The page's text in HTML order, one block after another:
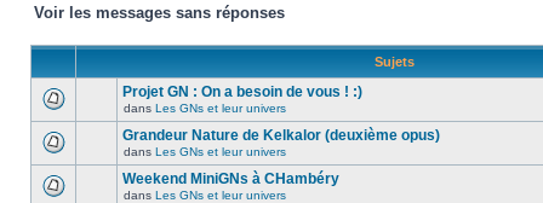
Voir les messages sans réponses
Sujets
Projet GN : On a besoin de vous ! :)
dans Les GNs et leur univers
Grandeur Nature de Kelkalor (deuxième opus)
dans Les GNs et leur univers
Weekend MiniGNs à CHambéry
dans Les GNs et leur univers